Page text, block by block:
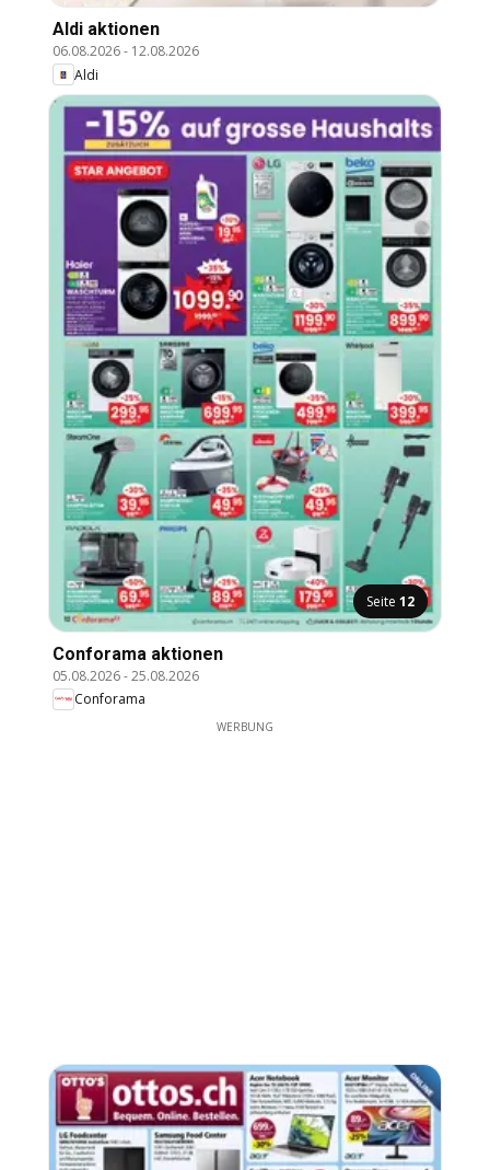
Aldi aktionen
06.08.2026- 12.08.2026
Aldi
Seite 12
Conforama aktionen
05.08.2026-25.08.2026
Conforama
WERBUNG